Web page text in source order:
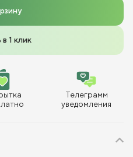
1 клик
Телеграмм
уведомления